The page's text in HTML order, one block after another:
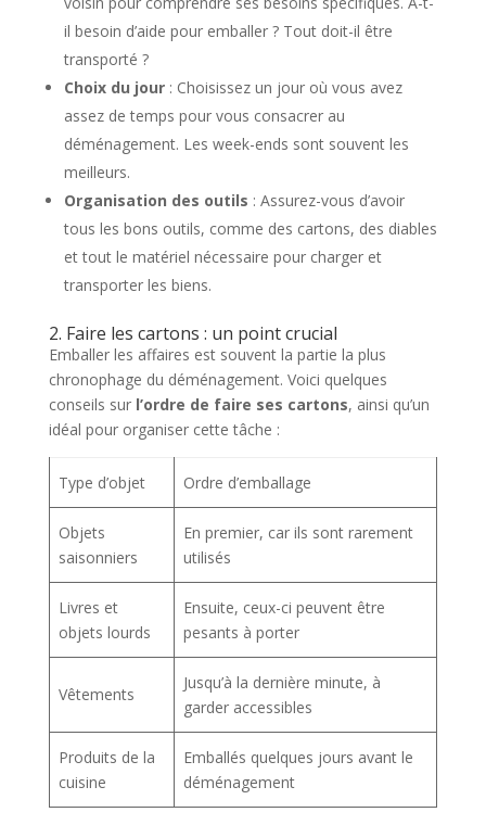
il besoin d’aide pour emballer ? Tout doit-il être
transporté ?
Choix du jour: Choisissez un jour où vous avez
assez de temps pour vous consacrer au
déménagement. Les week-ends sont souvent les
meilleurs.
Organisation des outils : Assurez-vous d’avoir
tous les bons outils, comme des cartons, des diables
et tout le matériel nécessaire pour charger et
transporter les biens.
2. Faire les cartons : un point crucial
Emballer les affaires est souvent la partie la plus
chronophage du déménagement. Voici quelques
conseils sur l’ordre de faire ses cartons, ainsi qu’un
idéal pour organiser cette tâche :
Type d’objet Ordre d’emballage
Objets
saisonniers
En premier, car ils sont rarement
utilisés
Livres et
objets lourds
Ensuite, ceux-ci peuvent être
pesants à porter
Vêtements
Jusqu’à la dernière minute, à
garder accessibles
Produits de la
cuisine
Emballés quelques jours avant le
déménagement